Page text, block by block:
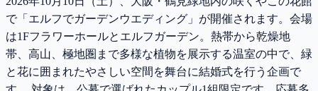
で「エルフでガーデンウエディング」が開催されます。会場
は1Fフラワーホールとエルフガーデン。熱帯から乾燥地
帯、高山、極地圏まで多様な植物を展示する温室の中で、緑
と花に囲まれたやさしい空間を舞台に結婚式を行う企画で